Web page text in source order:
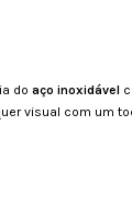
do aço inoxidável
visual com um